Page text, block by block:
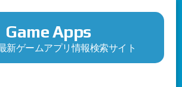
Game Apps
新ゲームアプリ情報検索サイト